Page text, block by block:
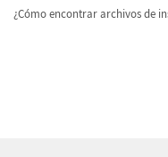
¿Cómo encontrar archivos de